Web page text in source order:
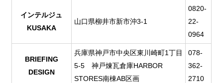
インテルジュ
KUSAKA
山口県柳井市新市沖3-1
0820-
22-
0964
BRIEFING
DESIGN
兵庫県神戸市中央区東川崎町1丁目
5-5 神戸煉瓦倉庫HARBOR
STORES南棟AB区画
078-
362-
2710